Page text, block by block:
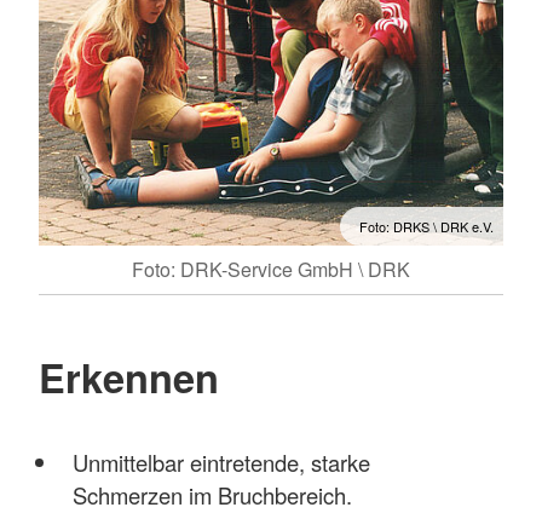
Foto: DRKS \ DRK e.V.
Foto: DRK-Service GmbH \ DRK
Erkennen
Unmittelbar eintretende, starke
Schmerzen im Bruchbereich.